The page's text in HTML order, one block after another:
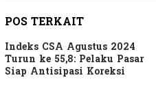
POS TERKAIT
Indeks CSA Agustus 2024
Turun ke 55,8: Pelaku Pasar
Siap Antisipasi Koreksi